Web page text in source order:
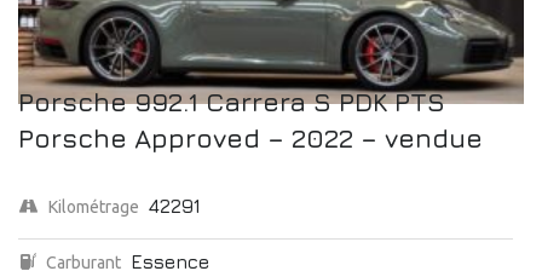
Porsche 992.1 Carrera S PDK PTS
Porsche Approved – 2022 – vendue
Kilométrage 42291
Carburant Essence